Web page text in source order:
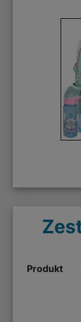
Produkt